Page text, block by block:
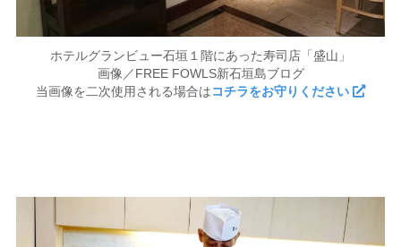
ホテルグランビュー石垣１階にあった寿司店「盛山」
画像／FREE FOWLS新石垣島ブログ
当画像を二次使用される場合はコチラをお守りください